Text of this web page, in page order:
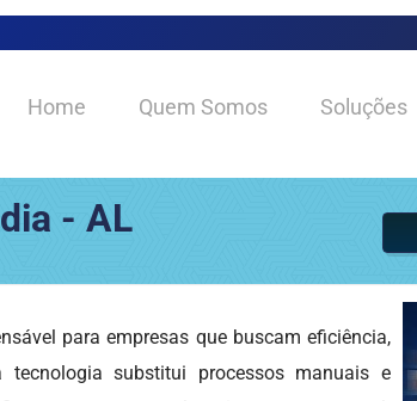
Home Quem Somos Soluções
- AL
para empresas que buscam eficiência,
substitui processos manuais e